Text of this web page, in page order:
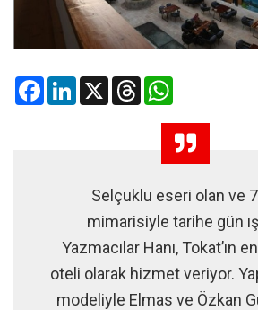
FacebookLinkedIn
X Threads
Selçuklu eseri olan ve
mimarisiyle tarihe gün
Yazmacılar Hanı, Tokat’ın
oteli olarak hizmet veriyor.
modeliyle Elmas ve Özkan